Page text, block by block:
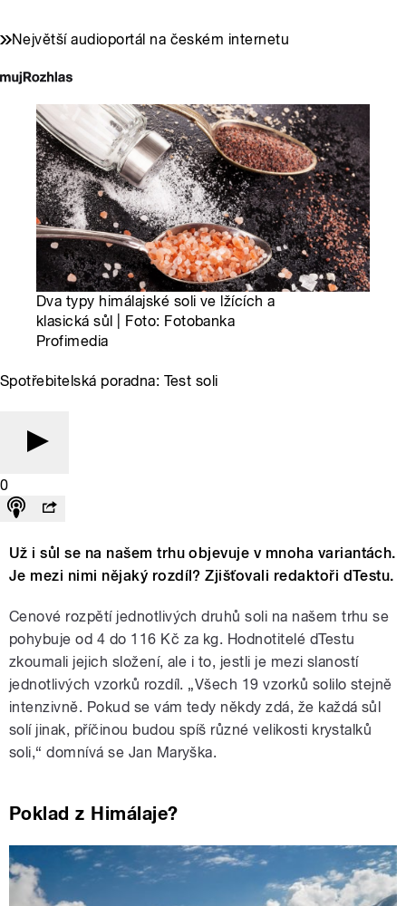
Největší audioportál na českém internetu
Dva typy himálajské soli ve lžících a
klasická sůl | Foto: Fotobanka
Profimedia
Spotřebitelská poradna: Test soli
0
Už i sůl se na našem trhu objevuje v mnoha variantách.
Je mezi nimi nějaký rozdíl? Zjišťovali redaktoři dTestu.
Cenové rozpětí jednotlivých druhů soli na našem trhu se
pohybuje od 4 do 116 Kč za kg. Hodnotitelé dTestu
zkoumali jejich složení, ale i to, jestli je mezi slaností
jednotlivých vzorků rozdíl. „Všech 19 vzorků solilo stejně
intenzivně. Pokud se vám tedy někdy zdá, že každá sůl
solí jinak, příčinou budou spíš různé velikosti krystalků
soli,“ domnívá se Jan Maryška.
Poklad z Himálaje?